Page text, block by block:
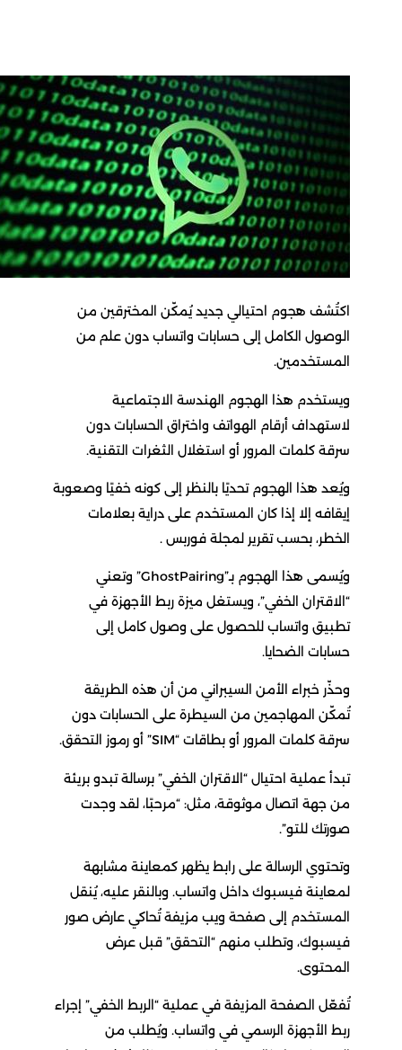
اكتُشف هجوم احتيالي جديد يُمكّن المخترقين من
الوصول الكامل إلى حسابات واتساب دون علم من
المستخدمين.
ويستخدم هذا الهجوم الهندسة الاجتماعية
لاستهداف أرقام الهواتف واختراق الحسابات دون
سرقة كلمات المرور أو استغلال الثغرات التقنية.
ويُعد هذا الهجوم تحديًا بالنظر إلى كونه خفيًا وصعوبة
إيقافه إلا إذا كان المستخدم على دراية بعلامات
الخطر، بحسب تقرير لمجلة فوربس .
ويُسمى هذا الهجوم بـ”GhostPairing” وتعني
“الاقتران الخفي”، ويستغل ميزة ربط الأجهزة في
تطبيق واتساب للحصول على وصول كامل إلى
حسابات الضحايا.
وحذّر خبراء الأمن السيبراني من أن هذه الطريقة
تُمكّن المهاجمين من السيطرة على الحسابات دون
سرقة كلمات المرور أو بطاقات “SIM” أو رموز التحقق.
تبدأ عملية احتيال “الاقتران الخفي” برسالة تبدو بريئة
من جهة اتصال موثوقة، مثل: “مرحبًا، لقد وجدت
صورتك للتو”.
وتحتوي الرسالة على رابط يظهر كمعاينة مشابهة
لمعاينة فيسبوك داخل واتساب. وبالنقر عليه، يُنقل
المستخدم إلى صفحة ويب مزيفة تُحاكي عارض صور
فيسبوك، وتطلب منهم “التحقق” قبل عرض
المحتوى.
تُفعّل الصفحة المزيفة في عملية “الربط الخفي” إجراء
ربط الأجهزة الرسمي في واتساب. ويُطلب من